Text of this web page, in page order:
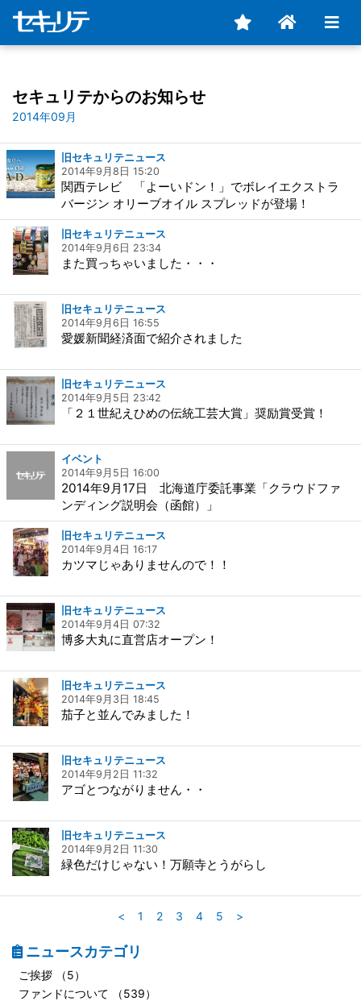
セキュリテからのお知らせ
2014年09月
旧セキュリテニュース
2014年9月8日 15:20
関西テレビ 「よーいドン！」でボレイエクストラ
バージン オリーブオイル スプレッドが登場！
旧セキュリテニュース
2014年9月6日 23:34
また買っちゃいました・・・
旧セキュリテニュース
2014年9月6日 16:55
愛媛新聞経済面で紹介されました
旧セキュリテニュース
2014年9月5日 23:42
「２１世紀えひめの伝統工芸大賞」奨励賞受賞！
イベント
2014年9月5日 16:00
2014年9月17日 北海道庁委託事業「クラウドファ
ンディング説明会（函館）」
旧セキュリテニュース
2014年9月4日 16:17
カツマじゃありませんので！！
旧セキュリテニュース
2014年9月4日 07:32
博多大丸に直営店オープン！
旧セキュリテニュース
2014年9月3日 18:45
茄子と並んでみました！
旧セキュリテニュース
2014年9月2日 11:32
アゴとつながりません・・
旧セキュリテニュース
2014年9月2日 11:30
緑色だけじゃない！万願寺とうがらし
< 1 2 3 4 5 >
ニュースカテゴリ
ご挨拶 （5）
ファンドについて （539）